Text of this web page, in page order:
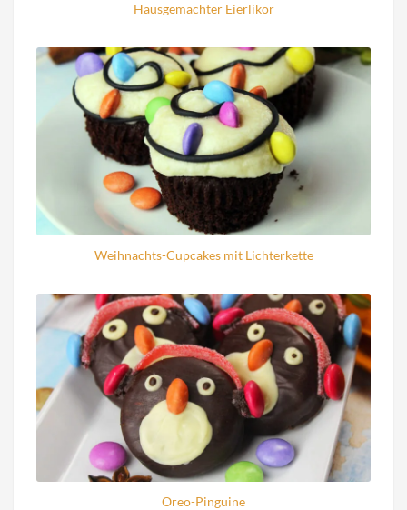
Hausgemachter Eierlikör
Weihnachts-Cupcakes mit Lichterkette
Oreo-Pinguine